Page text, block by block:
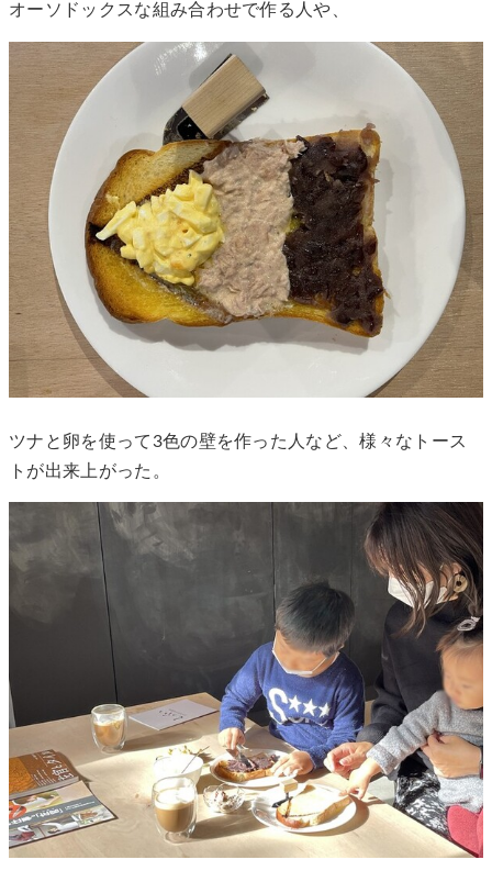
オーソドックスな組み合わせで作る人や、
ツナと卵を使って3色の壁を作った人など、様々なトース
トが出来上がった。